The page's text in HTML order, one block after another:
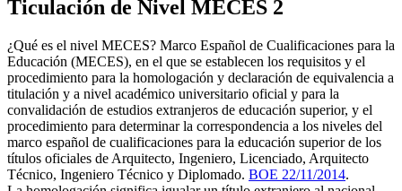
Ticulación de Nivel MECES 2
¿Qué es el nivel MECES? Marco Español de Cualificaciones para la
Educación (MECES), en el que se establecen los requisitos y el
procedimiento para la homologación y declaración de equivalencia a
titulación y a nivel académico universitario oficial y para la
convalidación de estudios extranjeros de educación superior, y el
procedimiento para determinar la correspondencia a los niveles del
marco español de cualificaciones para la educación superior de los
títulos oficiales de Arquitecto, Ingeniero, Licenciado, Arquitecto
Técnico, Ingeniero Técnico y Diplomado. BOE 22/11/2014.